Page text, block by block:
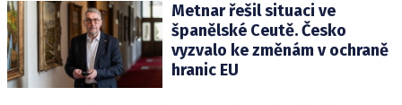
Metnar řešil situaci ve
španělské Ceutě. Česko
vyzvalo ke změnám v ochraně
hranic EU